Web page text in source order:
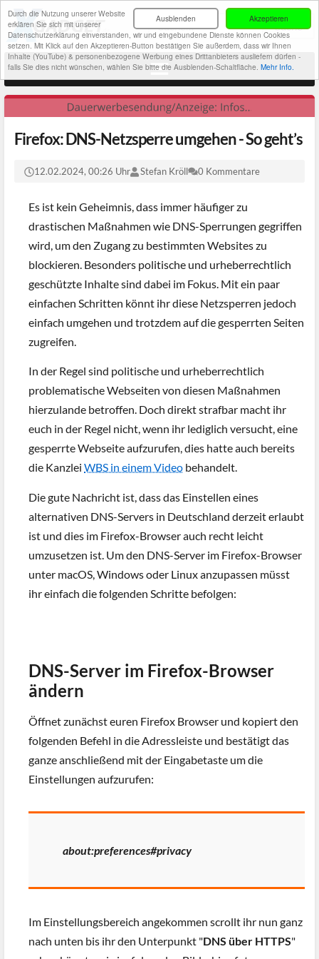
Akzeptieren
Ausblenden
Durch die Nutzung unserer Website
erklären Sie sich mit unserer
Datenschutzerklärung einverstanden, wir und eingebundene Dienste können Cookies
setzen. Mit Klick auf den Akzeptieren-Button bestätigen Sie außerdem, dass wir Ihnen
Inhalte (YouTube) & personenbezogene Werbung eines Drittanbieters ausliefern dürfen -
falls Sie dies nicht wünschen, wählen Sie bitte die Ausblenden-Schaltfläche. Mehr Info.
Firefox: DNS-Netzsperre umgehen - So geht’s
12.02.2024, 00:26 Uhr Stefan Kröll 0 Kommentare
Es ist kein Geheimnis, dass immer häufiger zu
drastischen Maßnahmen wie DNS-Sperrungen gegriffen
wird, um den Zugang zu bestimmten Websites zu
blockieren. Besonders politische und urheberrechtlich
geschützte Inhalte sind dabei im Fokus. Mit ein paar
einfachen Schritten könnt ihr diese Netzsperren jedoch
einfach umgehen und trotzdem auf die gesperrten Seiten
zugreifen.
In der Regel sind politische und urheberrechtlich
problematische Webseiten von diesen Maßnahmen
hierzulande betroffen. Doch direkt strafbar macht ihr
euch in der Regel nicht, wenn ihr lediglich versucht, eine
gesperrte Webseite aufzurufen, dies hatte auch bereits
die Kanzlei WBS in einem Video behandelt.
Die gute Nachricht ist, dass das Einstellen eines
alternativen DNS-Servers in Deutschland derzeit erlaubt
ist und dies im Firefox-Browser auch recht leicht
umzusetzen ist. Um den DNS-Server im Firefox-Browser
unter macOS, Windows oder Linux anzupassen müsst
ihr einfach die folgenden Schritte befolgen:
DNS-Server im Firefox-Browser
ändern
Öffnet zunächst euren Firefox Browser und kopiert den
folgenden Befehl in die Adressleiste und bestätigt das
ganze anschließend mit der Eingabetaste um die
Einstellungen aufzurufen:
about:preferences#privacy
Im Einstellungsbereich angekommen scrollt ihr nun ganz
nach unten bis ihr den Unterpunkt "DNS über HTTPS"